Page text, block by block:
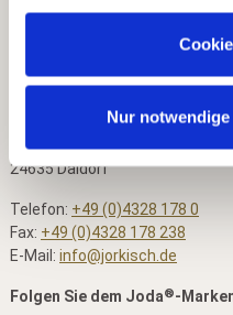
Nur
Kontaktdaten
Bernd Jorkisch GmbH & Co. KG
Hoken 15 - 19
24635 Daldorf
Telefon: +49 (0)4328 178 0
Fax: +49 (0)4328 178 238
E-Mail: info@jorkisch.de
Folgen Sie dem Joda®-